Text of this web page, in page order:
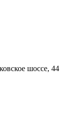
шоссе, 44